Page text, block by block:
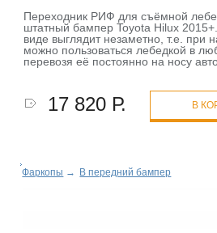
Переходник РИФ для съёмной
штатный бампер Toyota Hilux
виде выглядит незаметно, т.е. при
можно пользоваться лебедкой в
перевозя её постоянно на носу
17 820 Р. В
Фаркопы → В передний бампер